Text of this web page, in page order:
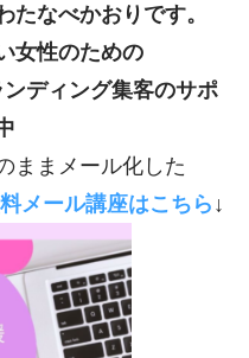
たなべかおりです。
女性のための
ディング集客のサポ
ままメール化した
メール講座はこちら ↓